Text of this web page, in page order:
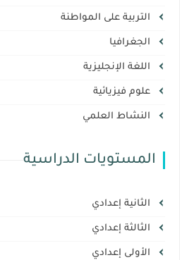
التربية على المواطنة
الجغرافيا
اللغة الإنجليزية
علوم فيزيائية
النشاط العلمي
المستويات الدراسية
الثانية إعدادي
الثالثة إعدادي
الأولى إعدادي